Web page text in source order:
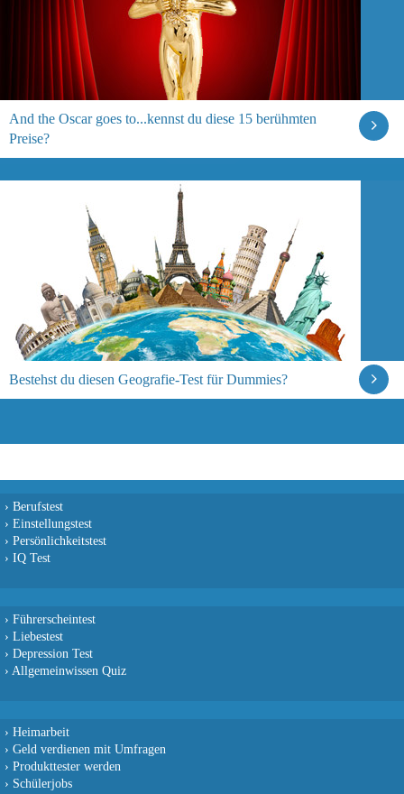
And the Oscar goes to...kennst du diese 15 berühmten
Preise?
Bestehst du diesen Geografie-Test für Dummies?
› Berufstest
› Einstellungstest
› Persönlichkeitstest
› IQ Test
› Führerscheintest
› Liebestest
› Depression Test
› Allgemeinwissen Quiz
› Heimarbeit
› Geld verdienen mit Umfragen
› Produkttester werden
› Schülerjobs